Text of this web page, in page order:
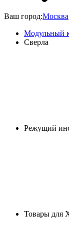
Ваш город:Москва
Модульный
Сверла
Режущий
Товары для